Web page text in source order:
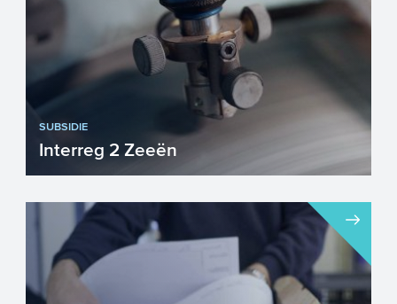
SUBSIDIE
Interreg 2 Zeeën
In Interreg 2 Zeeën zetten de
kustgebieden van Frankrijk, Engeland,
België en Nederland zich gezam...